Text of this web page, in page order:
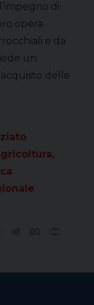
di
opera
e da
un
delle